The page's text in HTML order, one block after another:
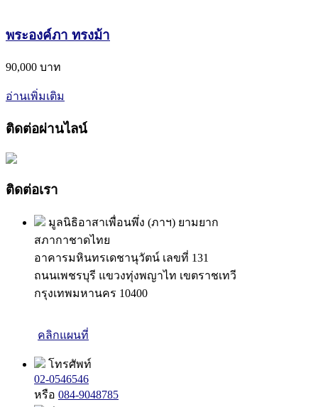
พระองค์ภา ทรงม้า
90,000 บาท
อ่านเพิ่มเติม
ติดต่อผ่านไลน์
ติดต่อเรา
มูลนิธิอาสาเพื่อนพึ่ง (ภาฯ) ยามยาก
สภากาชาดไทย
อาคารมหินทรเดชานุวัตน์ เลขที่ 131
ถนนเพชรบุรี แขวงทุ่งพญาไท เขตราชเทวี
กรุงเทพมหานคร 10400
คลิกแผนที่
โทรศัพท์
02-0546546
หรือ 084-9048785